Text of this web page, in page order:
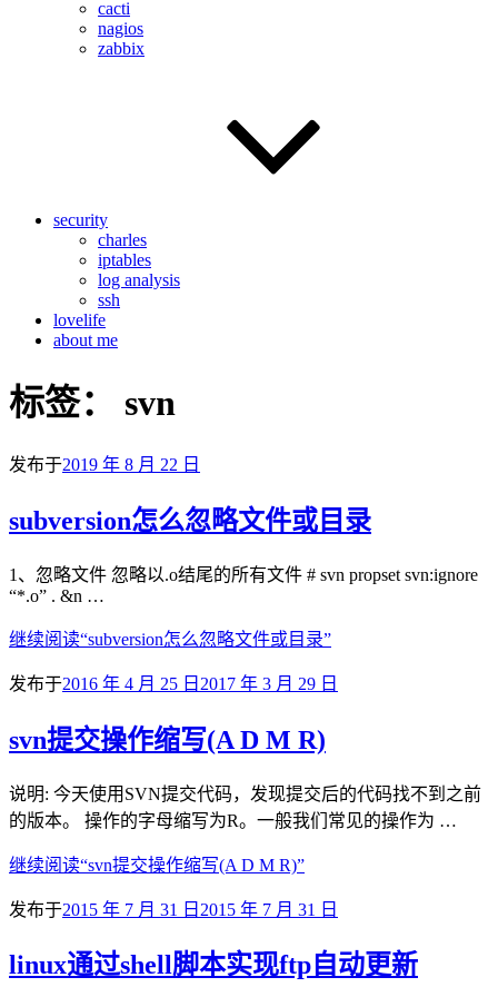
cacti
nagios
zabbix
security
charles
iptables
log analysis
ssh
lovelife
about me
标签： svn
发布于2019 年 8 月 22 日
subversion怎么忽略文件或目录
1、忽略文件 忽略以.o结尾的所有文件 # svn propset svn:ignore
“*.o” . &n …
继续阅读“subversion怎么忽略文件或目录”
发布于2016 年 4 月 25 日 2017 年 3 月 29 日
svn提交操作缩写(A D M R)
说明: 今天使用SVN提交代码，发现提交后的代码找不到之前
的版本。 操作的字母缩写为R。一般我们常见的操作为 …
继续阅读“svn提交操作缩写(A D M R)”
发布于2015 年 7 月 31 日 2015 年 7 月 31 日
linux通过shell脚本实现ftp自动更新